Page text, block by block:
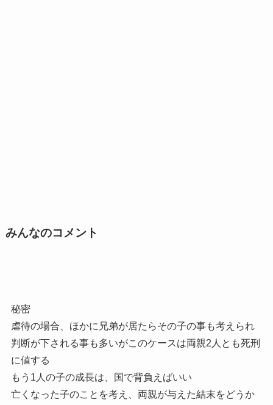
みんなのコメント
秘密
虐待の場合、ほかに兄弟が居たらその子の事も考えられ
判断が下される事も多いがこのケースは両親2人とも死刑
に値する
もう1人の子の成長は、国で背負えばいい
亡くなった子のことを考え、両親が与えた結末をどうか